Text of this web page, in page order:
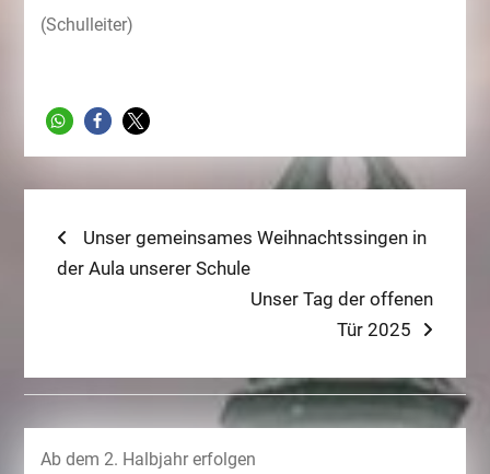
(Schulleiter)
Beitragsnavigation
Previous
post:
Unser gemeinsames Weihnachtssingen in
der Aula unserer Schule
Next
Unser Tag der offenen
Tür 2025
Ab dem 2. Halbjahr erfolgen